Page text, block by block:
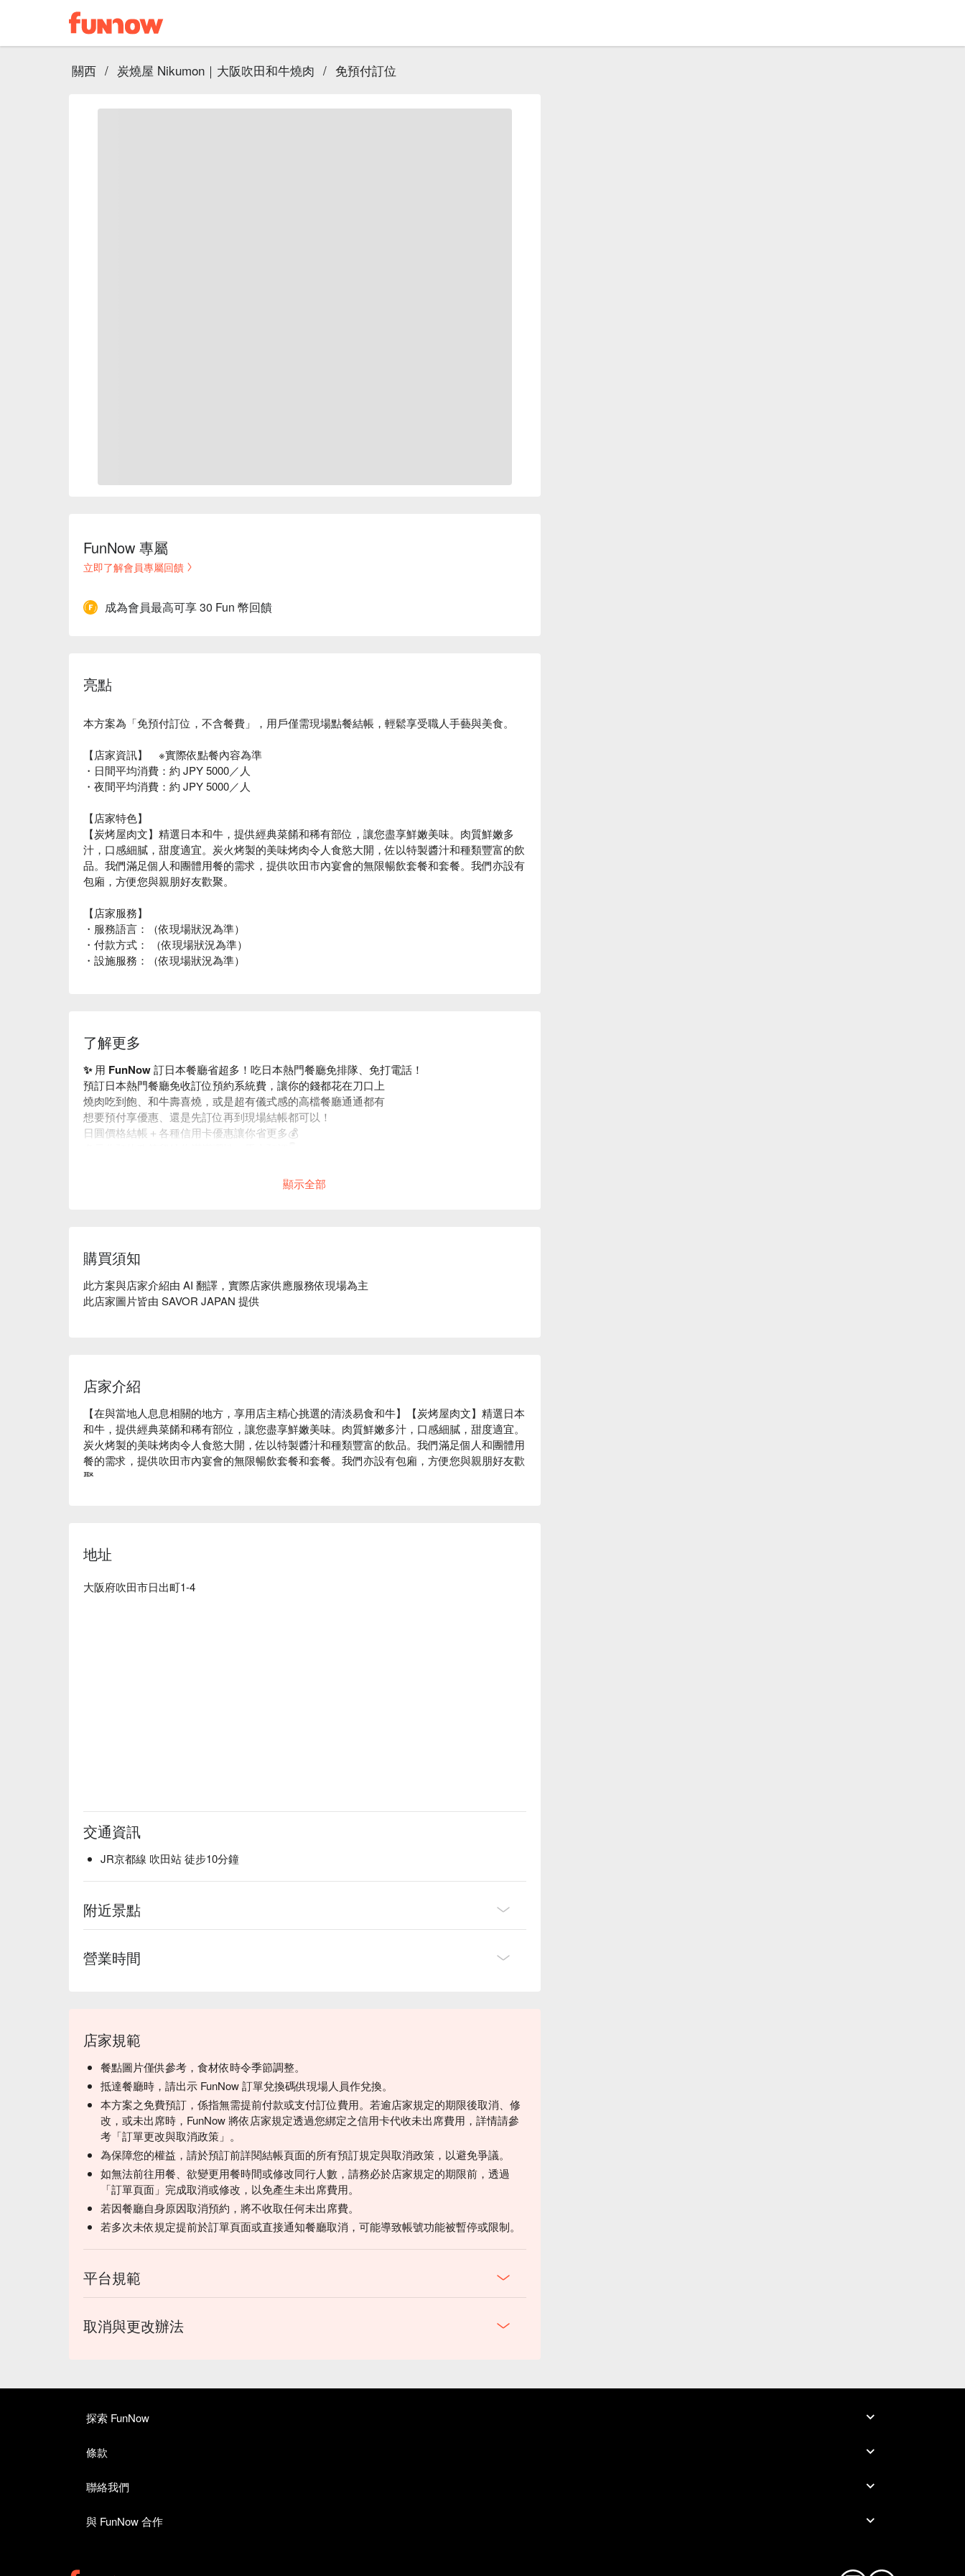
關西 / 炭燒屋 Nikumon｜大阪吹田和牛燒肉 / 免預付訂位
FunNow 專屬
立即了解會員專屬回饋
成為會員最高可享 30 Fun 幣回饋
亮點
本方案為「免預付訂位，不含餐費」，用戶僅需現場點餐結帳，輕鬆享受職人手藝與美食。
【店家資訊】 ※實際依點餐內容為準
・日間平均消費：約 JPY 5000／人
・夜間平均消費：約 JPY 5000／人
【店家特色】
【炭烤屋肉文】精選日本和牛，提供經典菜餚和稀有部位，讓您盡享鮮嫩美味。肉質鮮嫩多
汁，口感細膩，甜度適宜。炭火烤製的美味烤肉令人食慾大開，佐以特製醬汁和種類豐富的飲
品。我們滿足個人和團體用餐的需求，提供吹田市內宴會的無限暢飲套餐和套餐。我們亦設有
包廂，方便您與親朋好友歡聚。
【店家服務】
・服務語言：（依現場狀況為準）
・付款方式： （依現場狀況為準）
・設施服務：（依現場狀況為準）
了解更多
✨ 用 FunNow 訂日本餐廳省超多！吃日本熱門餐廳免排隊、免打電話！
預訂日本熱門餐廳免收訂位預約系統費，讓你的錢都花在刀口上
燒肉吃到飽、和牛壽喜燒，或是超有儀式感的高檔餐廳通通都有
想要預付享優惠、還是先訂位再到現場結帳都可以！
日圓價格結帳＋各種信用卡優惠讓你省更多💰
顯示全部
購買須知
此方案與店家介紹由 AI 翻譯，實際店家供應服務依現場為主
此店家圖片皆由 SAVOR JAPAN 提供
店家介紹
【在與當地人息息相關的地方，享用店主精心挑選的清淡易食和牛】【炭烤屋肉文】精選日本
和牛，提供經典菜餚和稀有部位，讓您盡享鮮嫩美味。肉質鮮嫩多汁，口感細膩，甜度適宜。
炭火烤製的美味烤肉令人食慾大開，佐以特製醬汁和種類豐富的飲品。我們滿足個人和團體用
餐的需求，提供吹田市內宴會的無限暢飲套餐和套餐。我們亦設有包廂，方便您與親朋好友歡
聚。
地址
大阪府吹田市日出町1-4
交通資訊
JR京都線 吹田站 徒步10分鐘
附近景點
營業時間
店家規範
餐點圖片僅供參考，食材依時令季節調整。
抵達餐廳時，請出示 FunNow 訂單兌換碼供現場人員作兌換。
本方案之免費預訂，係指無需提前付款或支付訂位費用。若逾店家規定的期限後取消、修
改，或未出席時，FunNow 將依店家規定透過您綁定之信用卡代收未出席費用，詳情請參
考「訂單更改與取消政策」。
為保障您的權益，請於預訂前詳閱結帳頁面的所有預訂規定與取消政策，以避免爭議。
如無法前往用餐、欲變更用餐時間或修改同行人數，請務必於店家規定的期限前，透過
「訂單頁面」完成取消或修改，以免產生未出席費用。
若因餐廳自身原因取消預約，將不收取任何未出席費。
若多次未依規定提前於訂單頁面或直接通知餐廳取消，可能導致帳號功能被暫停或限制。
平台規範
取消與更改辦法
探索 FunNow
條款
聯絡我們
與 FunNow 合作